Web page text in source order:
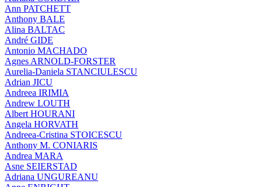
Ann PATCHETT
Anthony BALE
Alina BALTAC
André GIDE
Antonio MACHADO
Agnes ARNOLD-FORSTER
Aurelia-Daniela STANCIULESCU
Adrian JICU
Andreea IRIMIA
Andrew LOUTH
Albert HOURANI
Angela HORVATH
Andreea-Cristina STOICESCU
Anthony M. CONIARIS
Andrea MARA
Asne SEIERSTAD
Adriana UNGUREANU